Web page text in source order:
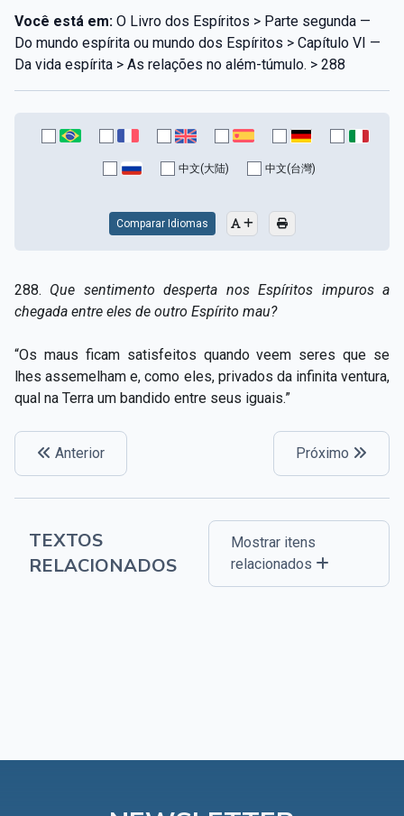
Você está em: O Livro dos Espíritos > Parte segunda —
Do mundo espírita ou mundo dos Espíritos > Capítulo VI —
Da vida espírita > As relações no além-túmulo. > 288
中文(大陆) 中文(台灣)
Comparar Idiomas
288. Que sentimento desperta nos Espíritos impuros a
chegada entre eles de outro Espírito mau?
“Os maus ficam satisfeitos quando veem seres que se
lhes assemelham e, como eles, privados da infinita ventura,
qual na Terra um bandido entre seus iguais.”
Anterior Próximo
TEXTOS
RELACIONADOS
Mostrar itens
relacionados